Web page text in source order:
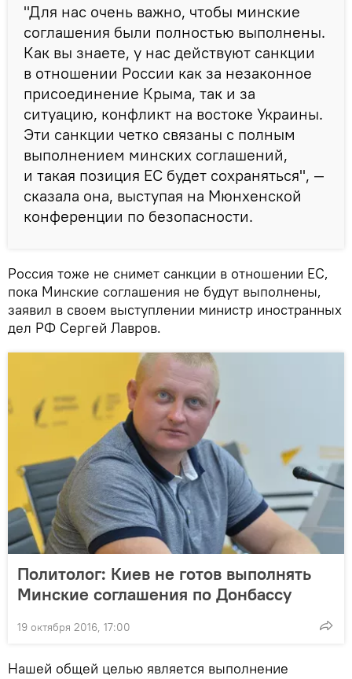
"Для нас очень важно, чтобы минские
соглашения были полностью выполнены.
Как вы знаете, у нас действуют санкции
в отношении России как за незаконное
присоединение Крыма, так и за
ситуацию, конфликт на востоке Украины.
Эти санкции четко связаны с полным
выполнением минских соглашений,
и такая позиция ЕС будет сохраняться", —
сказала она, выступая на Мюнхенской
конференции по безопасности.
Россия тоже не снимет санкции в отношении ЕС,
пока Минские соглашения не будут выполнены,
заявил в своем выступлении министр иностранных
дел РФ Сергей Лавров.
Политолог: Киев не готов выполнять
Минские соглашения по Донбассу
19 октября 2016, 17:00
Нашей общей целью является выполнение